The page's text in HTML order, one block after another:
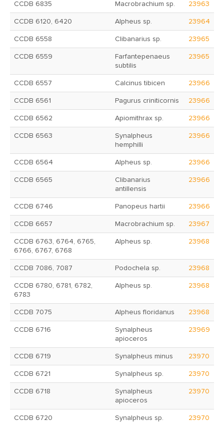
CCDB 6835 Macrobrachium sp. 23963
CCDB 6120, 6420 Alpheus sp. 23964
CCDB 6558 Clibanarius sp. 23965
CCDB 6559
Farfantepenaeus
subtilis
23965
CCDB 6557 Calcinus tibicen 23966
CCDB 6561 Pagurus criniticornis 23966
CCDB 6562 Apiomithrax sp. 23966
CCDB 6563
Synalpheus
hemphilli
23966
CCDB 6564 Alpheus sp. 23966
CCDB 6565
Clibanarius
antillensis
23966
CCDB 6746 Panopeus hartii 23966
CCDB 6657 Macrobrachium sp. 23967
CCDB 6763, 6764, 6765,
6766, 6767, 6768
Alpheus sp. 23968
CCDB 7086, 7087 Podochela sp. 23968
CCDB 6780, 6781, 6782,
6783
Alpheus sp. 23968
CCDB 7075 Alpheus floridanus 23968
CCDB 6716
Synalpheus
apioceros
23969
CCDB 6719 Synalpheus minus 23970
CCDB 6721 Synalpheus sp. 23970
CCDB 6718
Synalpheus
apioceros
23970
CCDB 6720 Synalpheus sp. 23970